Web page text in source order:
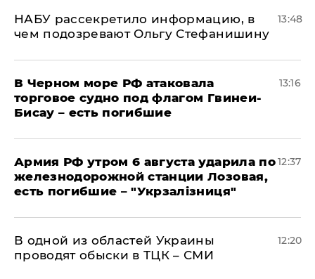
НАБУ рассекретило информацию, в
чем подозревают Ольгу Стефанишину
13:48
В Черном море РФ атаковала
торговое судно под флагом Гвинеи-
Бисау – есть погибшие
13:16
Армия РФ утром 6 августа ударила по
железнодорожной станции Лозовая,
есть погибшие – "Укрзалізниця"
12:37
В одной из областей Украины
проводят обыски в ТЦК – СМИ
12:20